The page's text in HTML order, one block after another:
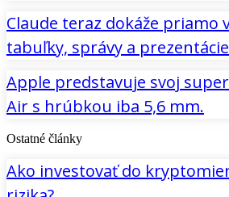
Claude teraz dokáže priamo
tabuľky, správy a
Apple predstavuje svoj
Air s hrúbkou iba 5,6 mm.
Ostatné články
Ako investovať do